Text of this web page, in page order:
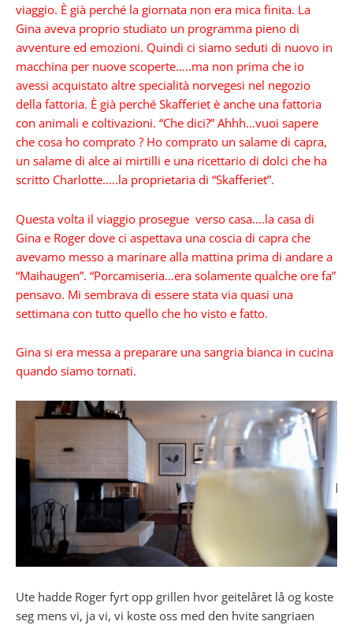
viaggio. È già perché la giornata non era mica finita. La
Gina aveva proprio studiato un programma pieno di
avventure ed emozioni. Quindi ci siamo seduti di nuovo in
macchina per nuove scoperte…..ma non prima che io
avessi acquistato altre specialità norvegesi nel negozio
della fattoria. È già perché Skafferiet è anche una fattoria
con animali e coltivazioni. “Che dici?” Ahhh…vuoi sapere
che cosa ho comprato ? Ho comprato un salame di capra,
un salame di alce ai mirtilli e una ricettario di dolci che ha
scritto Charlotte…..la proprietaria di “Skafferiet”.
Questa volta il viaggio prosegue verso casa….la casa di
Gina e Roger dove ci aspettava una coscia di capra che
avevamo messo a marinare alla mattina prima di andare a
“Maihaugen”. “Porcamiseria…era solamente qualche ore fa”
pensavo. Mi sembrava di essere stata via quasi una
settimana con tutto quello che ho visto e fatto.
Gina si era messa a preparare una sangria bianca in cucina
quando siamo tornati.
Ute hadde Roger fyrt opp grillen hvor geitelåret lå og koste
seg mens vi, ja vi, vi koste oss med den hvite sangriaen